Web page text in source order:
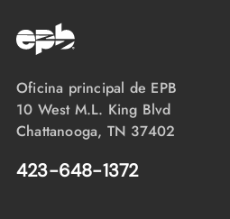
Oficina principal de EPB
10 West M.L. King Blvd
Chattanooga, TN 37402
423-648-1372